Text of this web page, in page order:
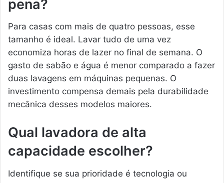
pena?
Para casas com mais de quatro pessoas, esse
tamanho é ideal. Lavar tudo de uma vez
economiza horas de lazer no final de semana. O
gasto de sabão e água é menor comparado a fazer
duas lavagens em máquinas pequenas. O
investimento compensa demais pela durabilidade
mecânica desses modelos maiores.
Qual lavadora de alta
capacidade escolher?
Identifique se sua prioridade é tecnologia ou